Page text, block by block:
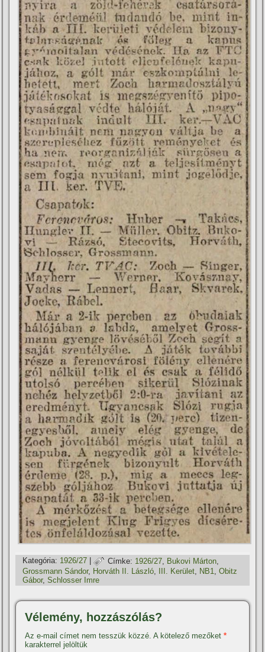
Kategória: 1926/27 | Címke: 1926/27 Bukovi Márton
Grossmann Sándor, Horváth II. László, III. Kerület, NB1,Obitz
Gábor,Schlosser Imre
Vélemény, hozzászólás?
Az e-mail címet nem tesszük közzé. A kötelező mezőket*
karakterrel jelöltük